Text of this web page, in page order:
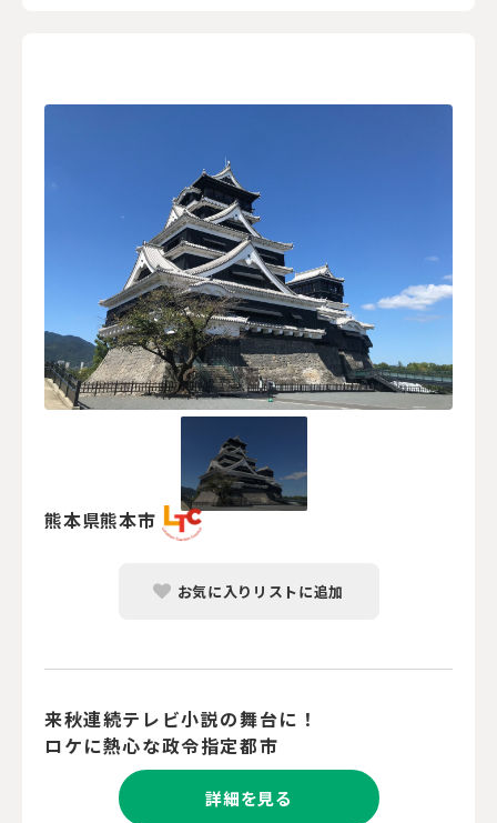
熊本県熊本市
お気に入りリストに追加
来秋連続テレビ小説の舞台に！
ロケに熱心な政令指定都市
詳細を見る